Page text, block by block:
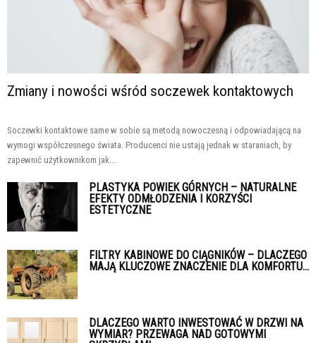
Zmiany i nowości wśród soczewek kontaktowych
Soczewki kontaktowe same w sobie są metodą nowoczesną i odpowiadającą na
wymogi współczesnego świata. Producenci nie ustają jednak w staraniach, by
zapewnić użytkownikom jak...
PLASTYKA POWIEK GÓRNYCH – NATURALNE
EFEKTY ODMŁODZENIA I KORZYŚCI
ESTETYCZNE
FILTRY KABINOWE DO CIĄGNIKÓW – DLACZEGO
MAJĄ KLUCZOWE ZNACZENIE DLA KOMFORTU...
DLACZEGO WARTO INWESTOWAĆ W DRZWI NA
WYMIAR? PRZEWAGA NAD GOTOWYMI